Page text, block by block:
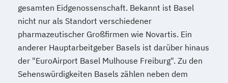
gesamten Eidgenossenschaft. Bekannt ist Basel
nicht nur als Standort verschiedener
pharmazeutischer Großfirmen wie Novartis. Ein
anderer Hauptarbeitgeber Basels ist darüber hinaus
der "EuroAirport Basel Mulhouse Freiburg". Zu den
Sehenswürdigkeiten Basels zählen neben dem